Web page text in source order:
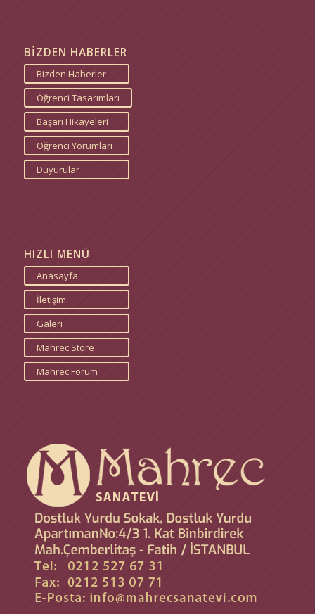
BİZDEN HABERLER
Bizden Haberler
Öğrenci Tasarımları
Başarı Hikayeleri
Öğrenci Yorumları
Duyurular
HIZLI MENÜ
Anasayfa
İletişim
Galeri
Mahrec Store
Mahrec Forum